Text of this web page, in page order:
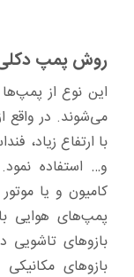
روش پمپ
این نوع از
می‌شوند. در واقع
با ارتفاع زیاد،
و… استفاده
کامیون و یا
پمپ‌های هوایی
بازوهای
بازوهای